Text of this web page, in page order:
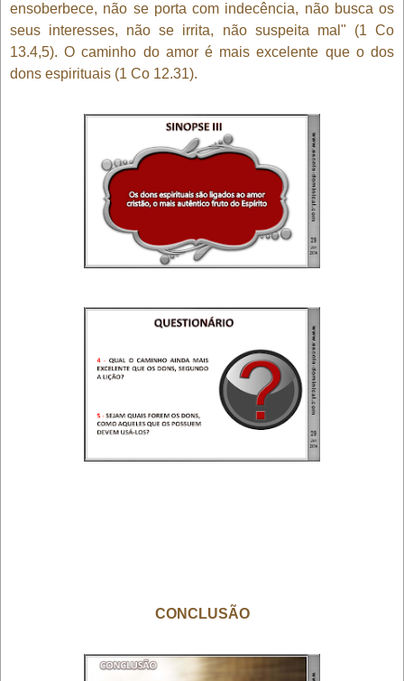
ensoberbece, não se porta com indecência, não busca os
seus interesses, não se irrita, não suspeita mal" (1 Co
13.4,5). O caminho do amor é mais excelente que o dos
dons espirituais (1 Co 12.31).
CONCLUSÃO